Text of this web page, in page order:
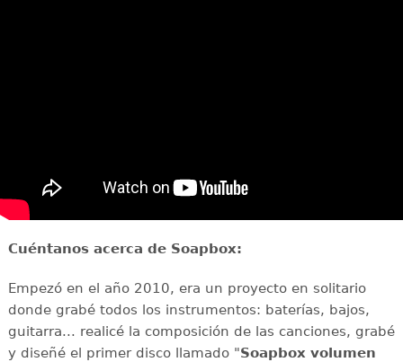
Cuéntanos acerca de Soapbox:
Empezó en el año 2010, era un proyecto en solitario
donde grabé todos los instrumentos: baterías, bajos,
guitarra... realicé la composición de las canciones, grabé
y diseñé el primer disco llamado "Soapbox volumen